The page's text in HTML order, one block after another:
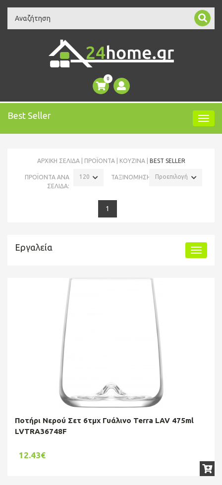
Search
0
Best Seller
ΑΡΧΙΚΉ ΣΕΛΊΔΑ ΠΡΟΪΌΝΤΑ ΚΟΥΖΙΝΑ BEST SELLER
ΠΡΟΪΟΝΤΑ ΑΝΑ
ΣΕΛΙΔΑ:
120 ΤΑΞΙΝΟΜΗΣΗ: Προεπιλογή
1
Εργαλεία
Ποτήρι Νερού Σετ 6τμχ Γυάλινο Terra LAV 475ml
LVTRA36748F
12.43€